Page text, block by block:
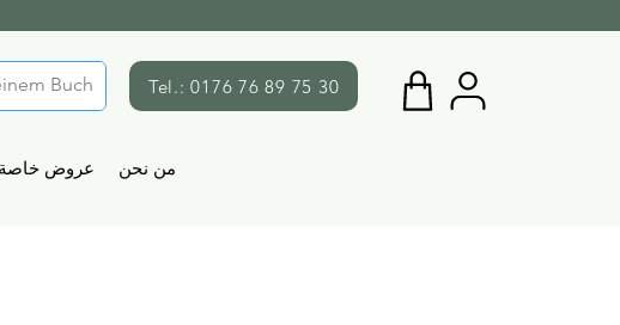
Tel.: 0176 76 89 75 30
عروض خاصة من نحن